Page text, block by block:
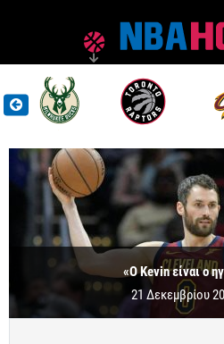
«O Kevin είναι ο
21 Δεκεμβρίου